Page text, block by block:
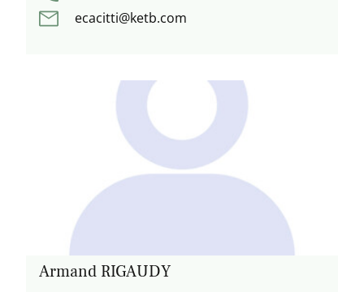
ecacitti@ketb.com
Armand RIGAUDY